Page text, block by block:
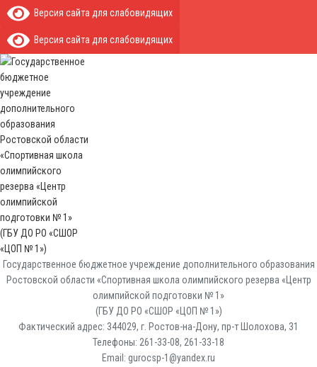
Версия сайта для слабовидящих
Версия сайта для слабовидящих
Государственное бюджетное учреждение дополнительного образования
Ростовской области «Спортивная школа олимпийского резерва «Центр
олимпийской подготовки № 1»
(ГБУ ДО РО «СШОР «ЦОП № 1»)
Фактический адрес: 344029, г. Ростов-на-Дону, пр-т Шолохова, 31
Телефоны: 261-33-08, 261-33-18
Email: gurocsp-1@yandex.ru